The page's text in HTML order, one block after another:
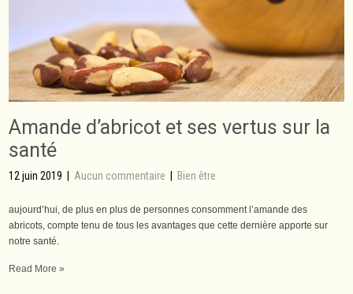
Amande d’abricot et ses vertus sur la
santé
12 juin 2019 | Aucun commentaire | Bien être
aujourd’hui, de plus en plus de personnes consomment l’amande des
abricots, compte tenu de tous les avantages que cette dernière apporte sur
notre santé.
Read More »